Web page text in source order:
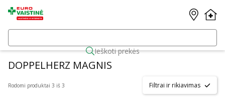
Ieškoti prekės
DOPPELHERZ MAGNIS
Rodomi produktai 3 iš 3 Filtrai ir rikiavimas